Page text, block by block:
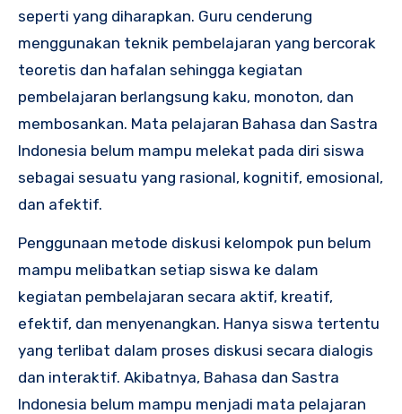
seperti yang diharapkan. Guru cenderung
menggunakan teknik pembelajaran yang bercorak
teoretis dan hafalan sehingga kegiatan
pembelajaran berlangsung kaku, monoton, dan
membosankan. Mata pelajaran Bahasa dan Sastra
Indonesia belum mampu melekat pada diri siswa
sebagai sesuatu yang rasional, kognitif, emosional,
dan afektif.
Penggunaan metode diskusi kelompok pun belum
mampu melibatkan setiap siswa ke dalam
kegiatan pembelajaran secara aktif, kreatif,
efektif, dan menyenangkan. Hanya siswa tertentu
yang terlibat dalam proses diskusi secara dialogis
dan interaktif. Akibatnya, Bahasa dan Sastra
Indonesia belum mampu menjadi mata pelajaran